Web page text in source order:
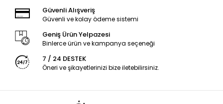
Güvenli Alışveriş
Güvenli ve kolay ödeme sistemi
Geniş Ürün Yelpazesi
Binlerce ürün ve kampanya seçeneği
7 / 24 DESTEK
Öneri ve şikayetlerinizi bize iletebilirsiniz.